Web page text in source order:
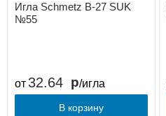
Игла Schmetz B-27 SUK
№55
от 32.64 /игла
В корзину